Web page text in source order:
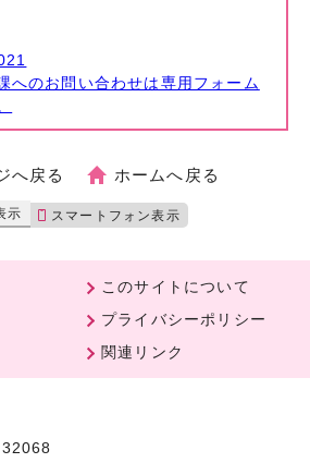
のお問い合わせは専用フォーム
へ戻る ホームへ戻る
示 スマートフォン表示
このサイトについて
プライバシーポリシー
関連リンク